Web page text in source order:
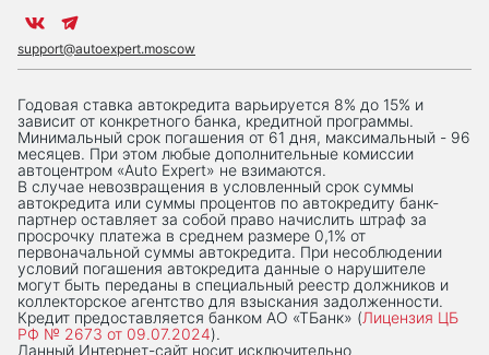
support@autoexpert.moscow
Годовая ставка автокредита варьируется 8% до 15% и
зависит от конкретного банка, кредитной программы.
Минимальный срок погашения от 61 дня, максимальный - 96
месяцев. При этом любые дополнительные комиссии
автоцентром «Auto Expert» не взимаются.
В случае невозвращения в условленный срок суммы
автокредита или суммы процентов по автокредиту банк-
партнер оставляет за собой право начислить штраф за
просрочку платежа в среднем размере 0,1% от
первоначальной суммы автокредита. При несоблюдении
условий погашения автокредита данные о нарушителе
могут быть переданы в специальный реестр должников и
коллекторское агентство для взыскания задолженности.
Кредит предоставляется банком АО «ТБанк» (Лицензия ЦБ
РФ № 2673 от 09.07.2024).
Данный Интернет-сaйт носит исключительно